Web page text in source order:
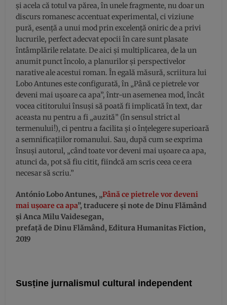
și acela că totul va părea, în unele fragmente, nu doar un
discurs romanesc accentuat experimental, ci viziune
pură, esență a unui mod prin excelență oniric de a privi
lucrurile, perfect adecvat epocii în care sunt plasate
întâmplările relatate. De aici și multiplicarea, de la un
anumit punct încolo, a planurilor și perspectivelor
narative ale acestui roman. În egală măsură, scriitura lui
Lobo Antunes este configurată, în „Până ce pietrele vor
deveni mai ușoare ca apa”, într-un asemenea mod, încât
vocea cititorului însuși să poată fi implicată în text, dar
aceasta nu pentru a fi „auzită” (în sensul strict al
termenului!), ci pentru a facilita și o înțelegere superioară
a semnificațiilor romanului. Sau, după cum se exprima
însuși autorul, „când toate vor deveni mai ușoare ca apa,
atunci da, pot să fiu citit, fiindcă am scris ceea ce era
necesar să scriu.”
António Lobo Antunes, „Până ce pietrele vor deveni
mai ușoare ca apa”, traducere și note de Dinu Flămând
și Anca Milu Vaidesegan,
prefață de Dinu Flămând, Editura Humanitas Fiction,
2019
Susține jurnalismul cultural independent